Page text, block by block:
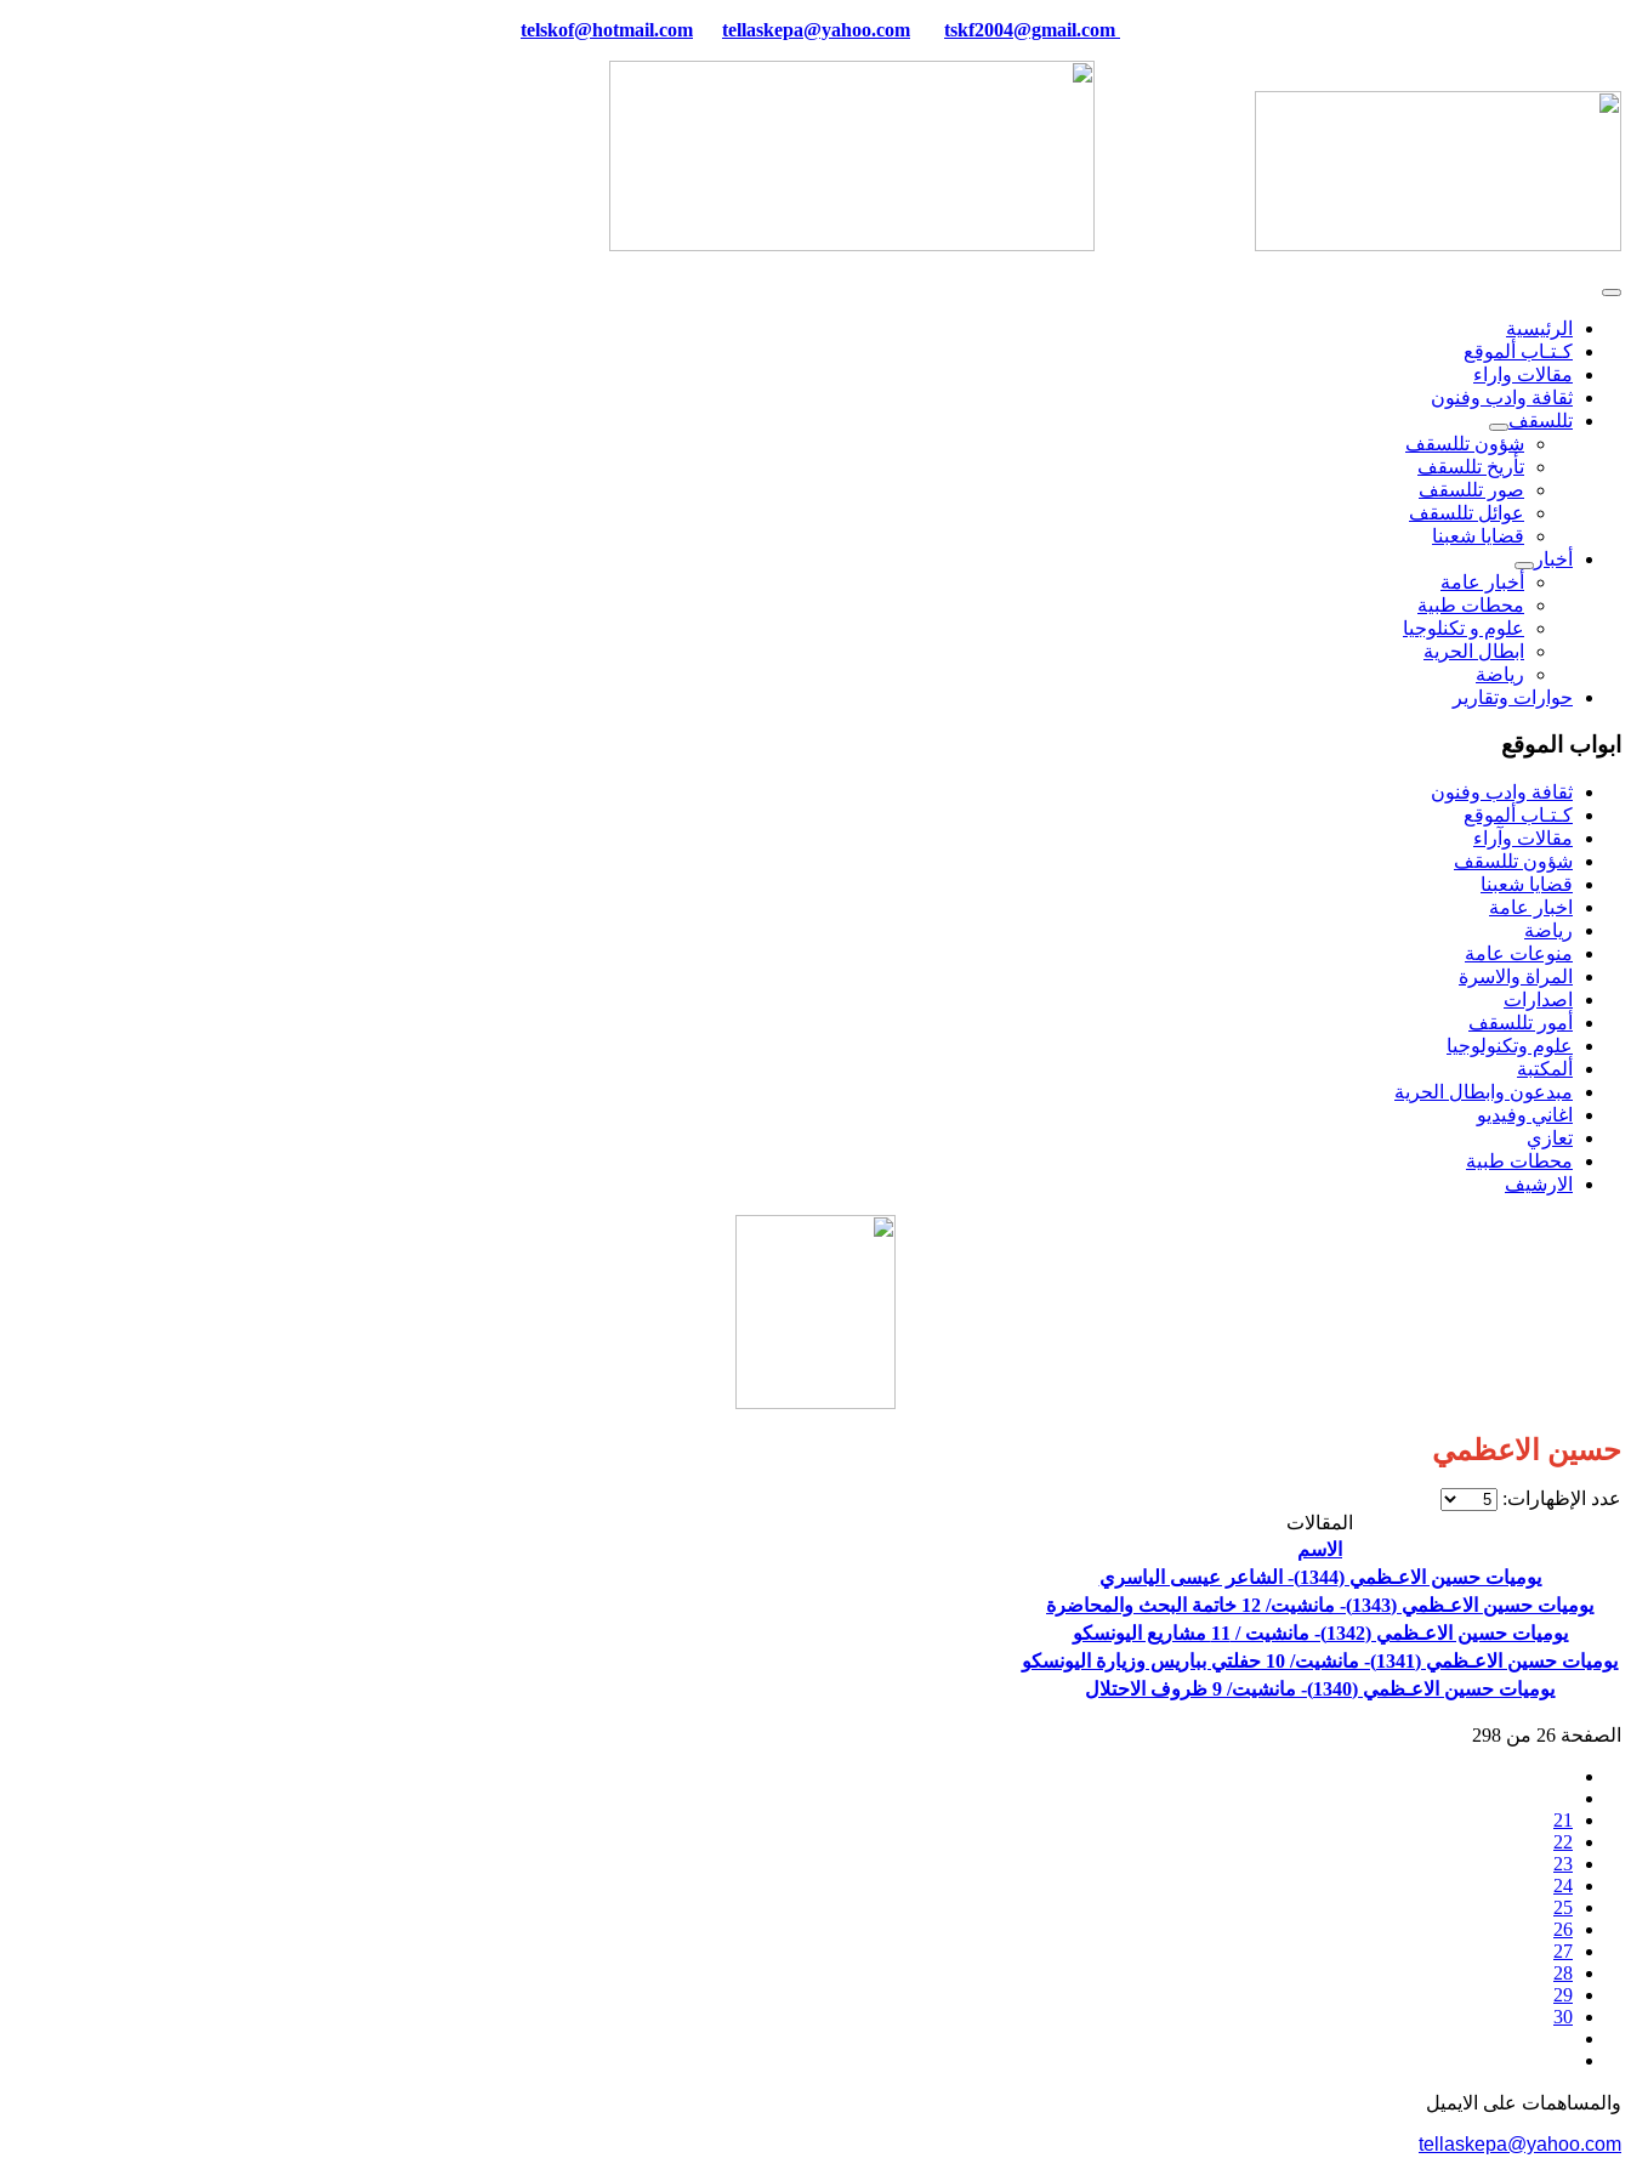
tellaskepa@yahoo.com tskf2004@gmail.com
الرئيسية
كـتـاب ألموقع
مقالات واراء
ثقافة وادب وفنون
تللسقف
شؤون تللسقف
تأريخ تللسقف
صور تللسقف
عوائل تللسقف
قضايا شعبنا
أخبار
أخبار عامة
محطات طبية
علوم و تکنلوجیا
ابطال الحرية
رياضة
حوارات وتقارير
ابواب الموقع
ثقافة وادب وفنون
كـتـاب ألموقع
مقالات وآراء
شؤون تللسقف
قضايا شعبنا
اخبار عامة
رياضة
منوعات عامة
المراة والاسرة
اصدارات
أمور تللسقف
علوم وتكنولوجيا
ألمكتبة
مبدعون وابطال الحرية
اغاني وفيديو
تعازي
محطات طبية
الارشيف
حسين الاعظمي
عدد الإظهارات:
المقالات
الاسم
يوميات حسين الاعـظمي (1344)- الشاعر عيسى الياسري
يوميات حسين الاعـظمي (1343)- مانشيت/ 12 خاتمة البحث والمحاضرة
يوميات حسين الاعـظمي (1342)- مانشيت / 11 مشاريع اليونسكو
يوميات حسين الاعـظمي (1341)- مانشيت/ 10 حفلتي بباريس وزيارة اليونسكو
يوميات حسين الاعـظمي (1340)- مانشيت/ 9 ظروف الاحتلال
الصفحة 26 من 298
21
22
23
24
25
26
27
28
29
30
والمساهمات علی الایمیل
tellaskepa@yahoo.com